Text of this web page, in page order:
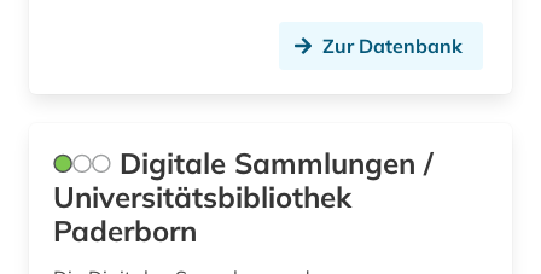
Zur Datenbank
Digitale Sammlungen /
Universitätsbibliothek
Paderborn